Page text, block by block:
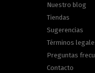
Nuestro blog
Tiendas
Sugerencias
Términos
Preguntas
Contacto